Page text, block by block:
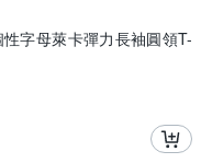
字母萊卡彈力長袖圓領T-